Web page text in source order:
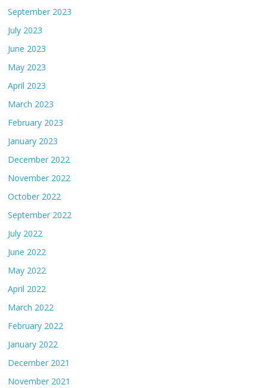
September 2023
July 2023
June 2023
May 2023
April 2023
March 2023
February 2023
January 2023
December 2022
November 2022
October 2022
September 2022
July 2022
June 2022
May 2022
April 2022
March 2022
February 2022
January 2022
December 2021
November 2021